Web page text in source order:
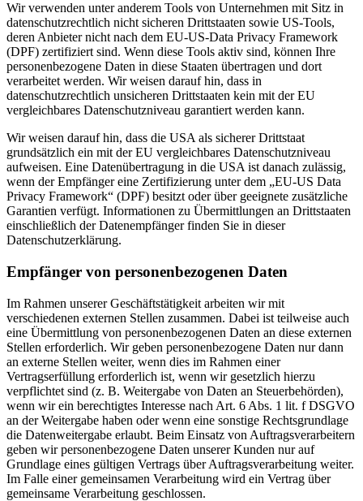
Wir verwenden unter anderem Tools von Unternehmen mit Sitz in
datenschutzrechtlich nicht sicheren Drittstaaten sowie US-Tools,
deren Anbieter nicht nach dem EU-US-Data Privacy Framework
(DPF) zertifiziert sind. Wenn diese Tools aktiv sind, können Ihre
personenbezogene Daten in diese Staaten übertragen und dort
verarbeitet werden. Wir weisen darauf hin, dass in
datenschutzrechtlich unsicheren Drittstaaten kein mit der EU
vergleichbares Datenschutzniveau garantiert werden kann.
Wir weisen darauf hin, dass die USA als sicherer Drittstaat
grundsätzlich ein mit der EU vergleichbares Datenschutzniveau
aufweisen. Eine Datenübertragung in die USA ist danach zulässig,
wenn der Empfänger eine Zertifizierung unter dem „EU-US Data
Privacy Framework“ (DPF) besitzt oder über geeignete zusätzliche
Garantien verfügt. Informationen zu Übermittlungen an Drittstaaten
einschließlich der Datenempfänger finden Sie in dieser
Datenschutzerklärung.
Empfänger von personenbezogenen Daten
Im Rahmen unserer Geschäftstätigkeit arbeiten wir mit
verschiedenen externen Stellen zusammen. Dabei ist teilweise auch
eine Übermittlung von personenbezogenen Daten an diese externen
Stellen erforderlich. Wir geben personenbezogene Daten nur dann
an externe Stellen weiter, wenn dies im Rahmen einer
Vertragserfüllung erforderlich ist, wenn wir gesetzlich hierzu
verpflichtet sind (z. B. Weitergabe von Daten an Steuerbehörden),
wenn wir ein berechtigtes Interesse nach Art. 6 Abs. 1 lit. f DSGVO
an der Weitergabe haben oder wenn eine sonstige Rechtsgrundlage
die Datenweitergabe erlaubt. Beim Einsatz von Auftragsverarbeitern
geben wir personenbezogene Daten unserer Kunden nur auf
Grundlage eines gültigen Vertrags über Auftragsverarbeitung weiter.
Im Falle einer gemeinsamen Verarbeitung wird ein Vertrag über
gemeinsame Verarbeitung geschlossen.